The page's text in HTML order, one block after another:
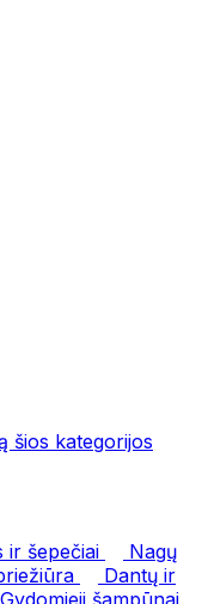
šios kategorijos
ir šepečiai
Nagų
Dantų ir
Gydomieji šampūnai